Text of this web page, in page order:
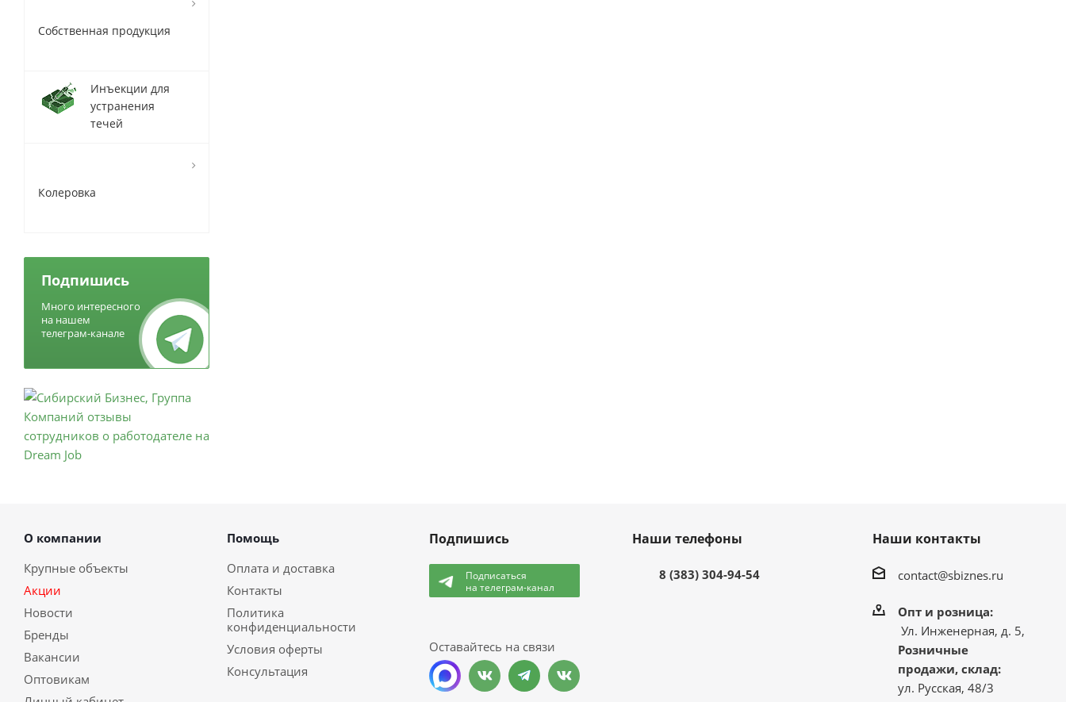
Собственная продукция
Инъекции для
устранения
течей
Колеровка
Подпишись
Много интересного
на нашем
телеграм-канале
О компании
Крупные объекты
Акции
Новости
Бренды
Вакансии
Оптовикам
Помощь
Оплата и доставка
Контакты
Политика
конфиденциальности
Условия оферты
Консультация
Подпишись
Подписаться
на телеграм-канал
Оставайтесь на связи
Наши телефоны
8 (383) 304-94-54
Наши контакты
contact@sbiznes.ru
Опт и розница:
Ул. Инженерная, д. 5,
Розничные
продажи, склад:
ул. Русская, 48/3